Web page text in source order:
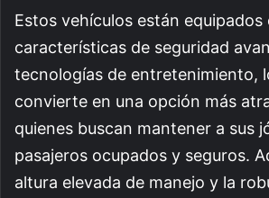
Estos vehículos están equipados
características de seguridad
tecnologías de entretenimiento,
convierte en una opción más
quienes buscan mantener a sus
pasajeros ocupados y seguros.
altura elevada de manejo y la